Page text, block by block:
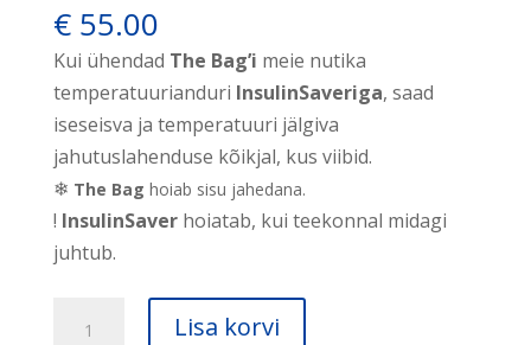
€55.00
Kui ühendad The Bag’i meie nutika
temperatuurianduri InsulinSaveriga, saad
iseseisva ja temperatuuri jälgiva
jahutuslahenduse kõikjal, kus viibid.
❄ The Bag hoiab sisu jahedana.
! InsulinSaverhoiatab, kui teekonnal midagi
juhtub.
Lisa korvi